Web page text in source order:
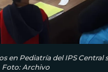
en Pediatría del IPS Central
Foto: Archivo